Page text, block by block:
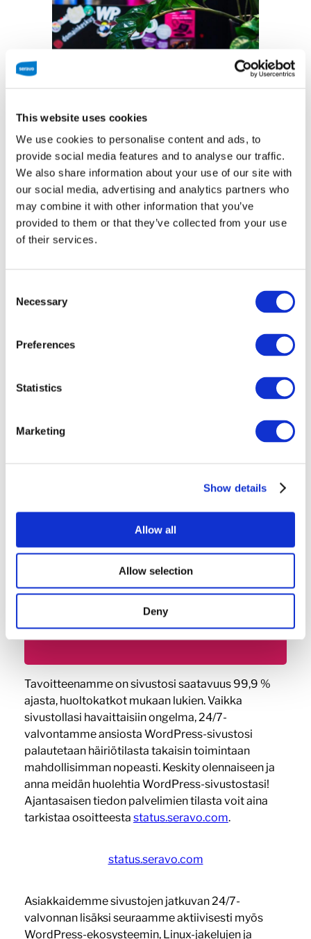
This website uses cookies
We use cookies to personalise content and ads, to
provide social media features and to analyse our traffic.
We also share information about your use of our site with
our social media, advertising and analytics partners who
may combine it with other information that you’ve
provided to them or that they’ve collected from your use
of their services.
Selection
Necessary
Preferences
Statistics
Marketing
Show details
Allow all
Allow selection
Deny
24/7-valvonta
sivustollesi
Seravon 24/7-valvonta tarkistaa jokaisen
kaikki korjattavissa olevat ongelmat puolestasi, tai
ilmoitamme asiasta, jos lisätoimia tarvitaan
Seravon 24/7-valvonta tarkistaa
otsakkeiden että sivuston sisällön
perusteella
WordPressin ohjausnäkymän
toimivuuden
muuta vikaa ei olisi
Tavoitteenamme on sivustosi saatavuus 99,9 %
ajasta, huoltokatkot mukaan lukien. Vaikka
sivustollasi havaittaisiin ongelma, 24/7-
valvontamme ansiosta WordPress-sivustosi
palautetaan häiriötilasta takaisin toimintaan
mahdollisimman nopeasti. Keskity olennaiseen ja
anna meidän huolehtia WordPress-sivustostasi!
Ajantasaisen tiedon palvelimien tilasta voit aina
tarkistaa osoitteesta status.seravo.com.
status.seravo.com
Asiakkaidemme sivustojen jatkuvan 24/7-
valvonnan lisäksi seuraamme aktiivisesti myös
WordPress-ekosysteemin, Linux-jakelujen ja